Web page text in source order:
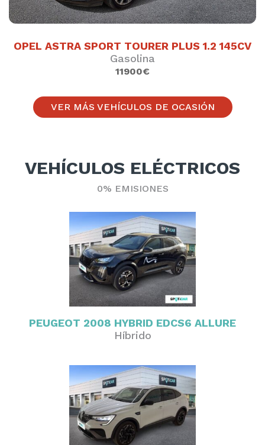
OPEL ASTRA SPORT TOURER PLUS 1.2 145CV
Gasolina
11900€
VER MÁS VEHÍCULOS DE OCASIÓN
VEHÍCULOS ELÉCTRICOS
0% EMISIONES
PEUGEOT 2008 HYBRID EDCS6 ALLURE
Híbrido